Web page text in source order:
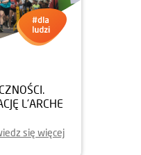
L’ARCHE
się więcej